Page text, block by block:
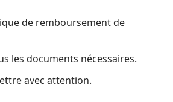
de remboursement de
les documents nécessaires.
avec attention.